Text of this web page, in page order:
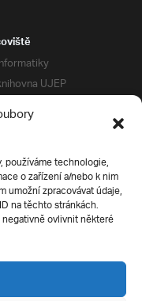
používáme technologie,
o zařízení a/nebo k nim
umožní zpracovávat údaje,
na těchto stránkách.
ovlivnit některé
UJEP
a menz
podpory